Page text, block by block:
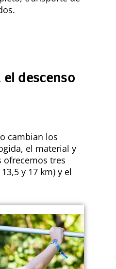
descenso
cambian los
el material y
ofrecemos tres
y 17 km) y el